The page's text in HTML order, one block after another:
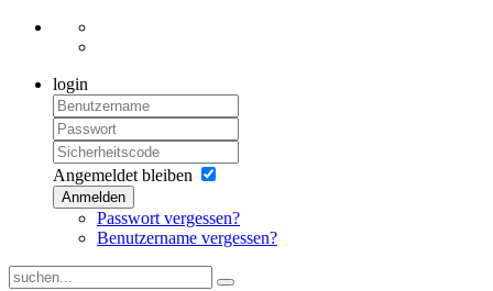
login
Angemeldet bleiben
Anmelden
Passwort vergessen?
Benutzername vergessen?